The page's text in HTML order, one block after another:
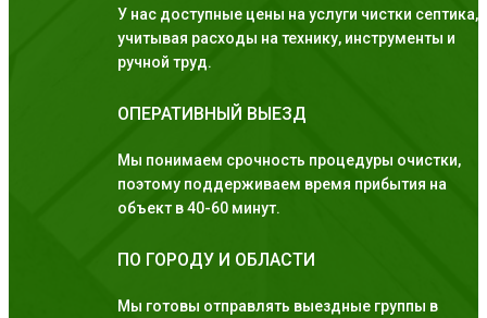
У нас доступные цены на услуги чистки септика,
учитывая расходы на технику, инструменты и
ручной труд.
ОПЕРАТИВНЫЙ ВЫЕЗД
Мы понимаем срочность процедуры очистки,
поэтому поддерживаем время прибытия на
объект в 40-60 минут.
ПО ГОРОДУ И ОБЛАСТИ
Мы готовы отправлять выездные группы в